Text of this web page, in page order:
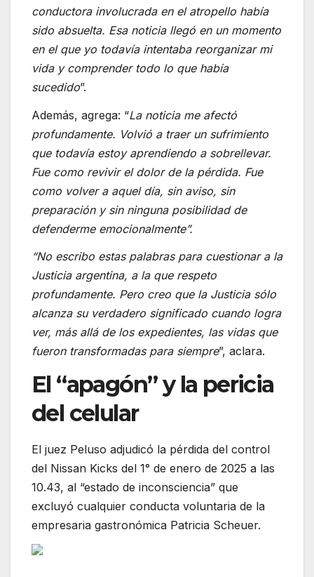
conductora involucrada en el atropello había
sido absuelta. Esa noticia llegó en un momento
en el que yo todavía intentaba reorganizar mi
vida y comprender todo lo que había
sucedido”.
Además, agrega: “La noticia me afectó
profundamente. Volvió a traer un sufrimiento
que todavía estoy aprendiendo a sobrellevar.
Fue como revivir el dolor de la pérdida. Fue
como volver a aquel día, sin aviso, sin
preparación y sin ninguna posibilidad de
defenderme emocionalmente”.
“No escribo estas palabras para cuestionar a la
Justicia argentina, a la que respeto
profundamente. Pero creo que la Justicia sólo
alcanza su verdadero significado cuando logra
ver, más allá de los expedientes, las vidas que
fueron transformadas para siempre”, aclara.
El “apagón” y la pericia
del celular
El juez Peluso adjudicó la pérdida del control
del Nissan Kicks del 1° de enero de 2025 a las
10.43, al “estado de inconsciencia” que
excluyó cualquier conducta voluntaria de la
empresaria gastronómica Patricia Scheuer.